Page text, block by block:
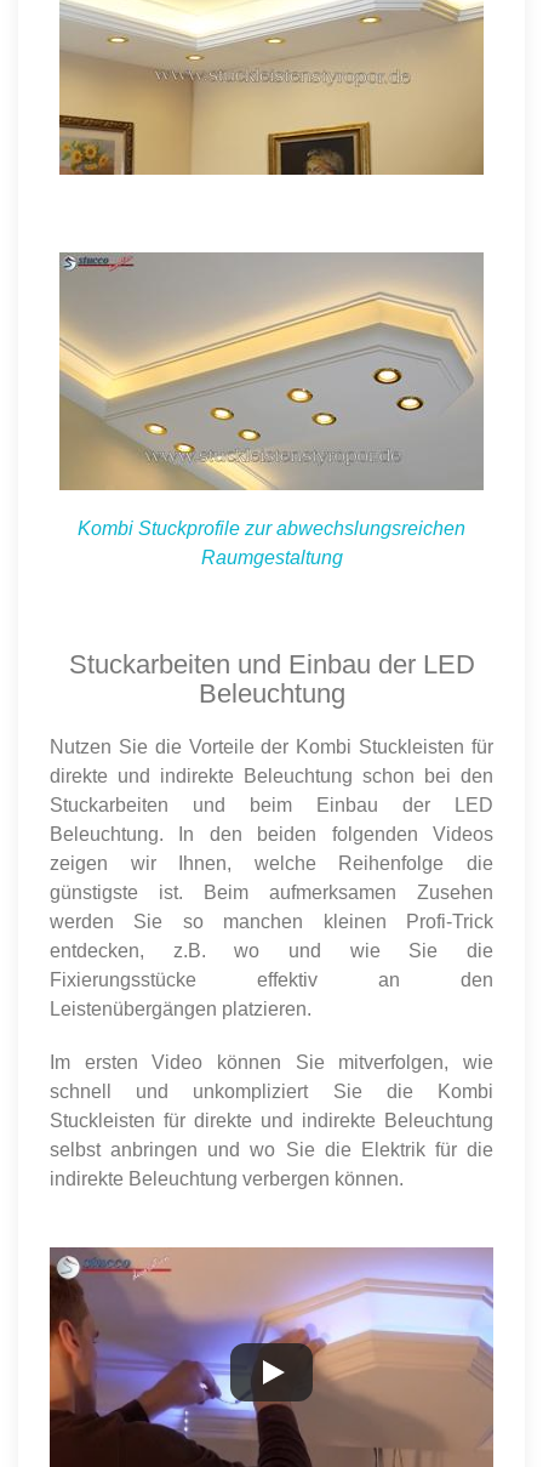
Kombi Stuckprofile zur abwechslungsreichen
Raumgestaltung
Stuckarbeiten und Einbau der LED
Beleuchtung
Nutzen Sie die Vorteile der Kombi Stuckleisten für
direkte und indirekte Beleuchtung schon bei den
Stuckarbeiten und beim Einbau der LED
Beleuchtung. In den beiden folgenden Videos
zeigen wir Ihnen, welche Reihenfolge die
günstigste ist. Beim aufmerksamen Zusehen
werden Sie so manchen kleinen Profi-Trick
entdecken, z.B. wo und wie Sie die
Fixierungsstücke effektiv an den
Leistenübergängen platzieren.
Im ersten Video können Sie mitverfolgen, wie
schnell und unkompliziert Sie die Kombi
Stuckleisten für direkte und indirekte Beleuchtung
selbst anbringen und wo Sie die Elektrik für die
indirekte Beleuchtung verbergen können.